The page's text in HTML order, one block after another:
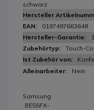
schwarz
0197497663648
Touch-
Nein
Samsung
BE55FX-